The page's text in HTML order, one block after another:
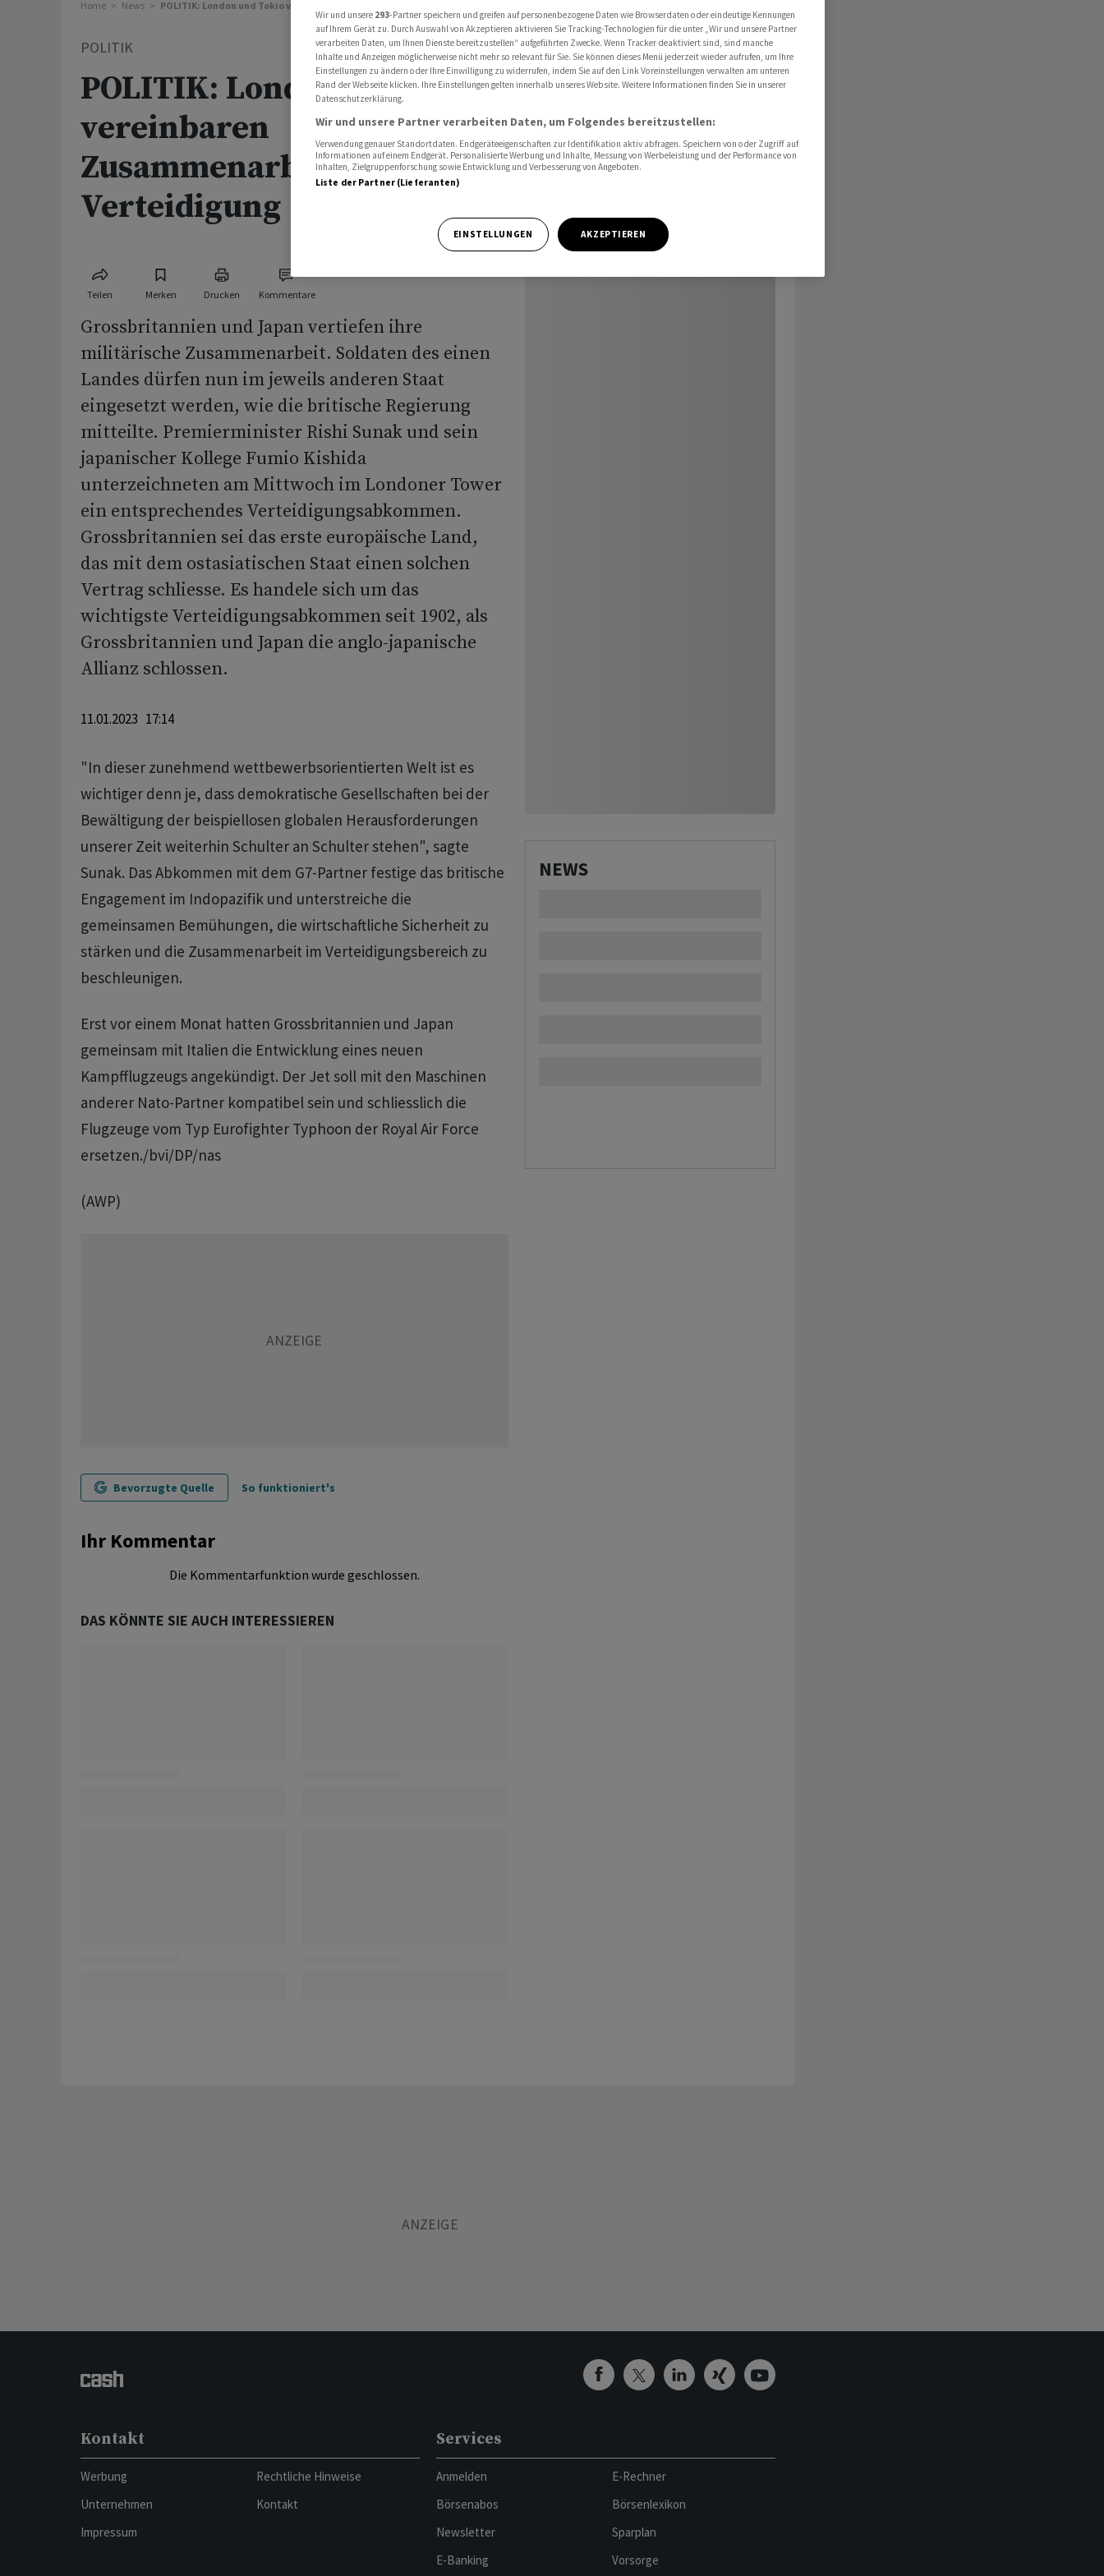
Home News POLITIK: London und Tokio vereinbaren Zusammenarbeit bei Verteidigung
POLITIK
POLITIK: London und Tokio
vereinbaren
Zusammenarbeit bei
Verteidigung
Teilen Merken Drucken Kommentare
Grossbritannien und Japan vertiefen ihre
militärische Zusammenarbeit. Soldaten des einen
Landes dürfen nun im jeweils anderen Staat
eingesetzt werden, wie die britische Regierung
mitteilte. Premierminister Rishi Sunak und sein
japanischer Kollege Fumio Kishida
unterzeichneten am Mittwoch im Londoner Tower
ein entsprechendes Verteidigungsabkommen.
Grossbritannien sei das erste europäische Land,
das mit dem ostasiatischen Staat einen solchen
Vertrag schliesse. Es handele sich um das
wichtigste Verteidigungsabkommen seit 1902, als
Grossbritannien und Japan die anglo-japanische
Allianz schlossen.
11.01.2023 17:14
"In dieser zunehmend wettbewerbsorientierten Welt ist es
wichtiger denn je, dass demokratische Gesellschaften bei der
Bewältigung der beispiellosen globalen Herausforderungen
unserer Zeit weiterhin Schulter an Schulter stehen", sagte
Sunak. Das Abkommen mit dem G7-Partner festige das britische
Engagement im Indopazifik und unterstreiche die
gemeinsamen Bemühungen, die wirtschaftliche Sicherheit zu
stärken und die Zusammenarbeit im Verteidigungsbereich zu
beschleunigen.
Erst vor einem Monat hatten Grossbritannien und Japan
gemeinsam mit Italien die Entwicklung eines neuen
Kampfflugzeugs angekündigt. Der Jet soll mit den Maschinen
anderer Nato-Partner kompatibel sein und schliesslich die
Flugzeuge vom Typ Eurofighter Typhoon der Royal Air Force
ersetzen./bvi/DP/nas
(AWP)
Bevorzugte Quelle So funktioniert's
Ihr Kommentar
Die Kommentarfunktion wurde geschlossen.
DAS KÖNNTE SIE AUCH INTERESSIEREN
NEWS
Kontakt
Werbung
Unternehmen
Impressum
Rechtliche Hinweise
Kontakt
Services
Anmelden
Börsenabos
Newsletter
E-Banking
E-Rechner
Börsenlexikon
Sparplan
Vorsorge
Wir und unsere 293-Partner speichern und greifen auf personenbezogene Daten wie Browserdaten oder eindeutige Kennungen
auf Ihrem Gerät zu. Durch Auswahl von Akzeptieren aktivieren Sie Tracking-Technologien für die unter „Wir und unsere Partner
verarbeiten Daten, um Ihnen Dienste bereitzustellen“ aufgeführten Zwecke. Wenn Tracker deaktiviert sind, sind manche
Inhalte und Anzeigen möglicherweise nicht mehr so relevant für Sie. Sie können dieses Menü jederzeit wieder aufrufen, um Ihre
Einstellungen zu ändern oder Ihre Einwilligung zu widerrufen, indem Sie auf den Link Voreinstellungen verwalten am unteren
Rand der Webseite klicken. Ihre Einstellungen gelten innerhalb unseres Website. Weitere Informationen finden Sie in unserer
Datenschutzerklärung.
Wir und unsere Partner verarbeiten Daten, um Folgendes bereitzustellen:
Verwendung genauer Standortdaten. Endgeräteeigenschaften zur Identifikation aktiv abfragen. Speichern von oder Zugriff auf
Informationen auf einem Endgerät. Personalisierte Werbung und Inhalte, Messung von Werbeleistung und der Performance von
Inhalten, Zielgruppenforschung sowie Entwicklung und Verbesserung von Angeboten.
Liste der Partner (Lieferanten)
EINSTELLUNGEN AKZEPTIEREN